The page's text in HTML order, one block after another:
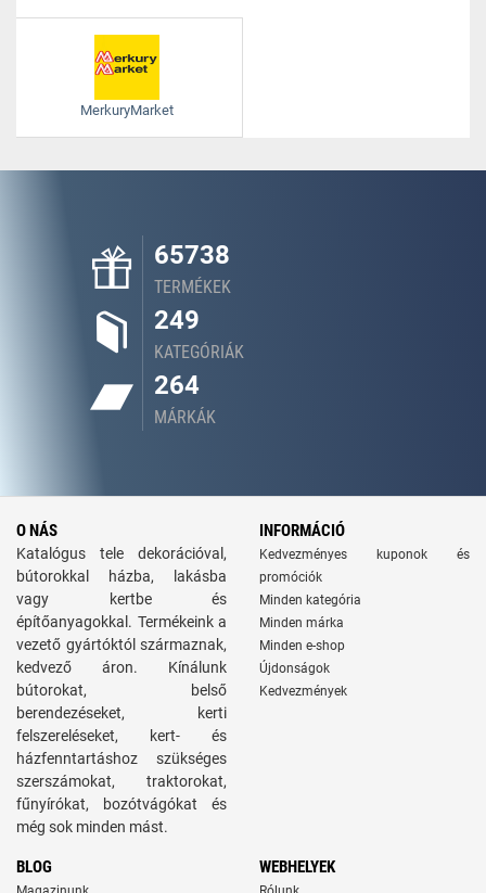
MerkuryMarket
65738
TERMÉKEK
249
KATEGÓRIÁK
264
MÁRKÁK
O NÁS
Katalógus tele dekorációval,
bútorokkal házba, lakásba
vagy kertbe és
építőanyagokkal. Termékeink a
vezető gyártóktól származnak,
kedvező áron. Kínálunk
bútorokat, belső
berendezéseket, kerti
felszereléseket, kert- és
házfenntartáshoz szükséges
szerszámokat, traktorokat,
fűnyírókat, bozótvágókat és
még sok minden mást.
INFORMÁCIÓ
Kedvezményes kuponok és
promóciók
Minden kategória
Minden márka
Minden e-shop
Újdonságok
Kedvezmények
BLOG WEBHELYEK